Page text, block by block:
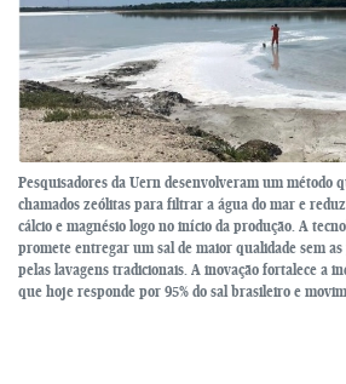
Pesquisadores da Uern desenvolveram um método
chamados zeólitas para filtrar a água do mar e
cálcio e magnésio logo no início da produção. A
promete entregar um sal de maior qualidade sem
pelas lavagens tradicionais. A inovação fortalece a
que hoje responde por 95% do sal brasileiro e